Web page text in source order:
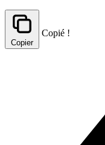
Copier
Copié !